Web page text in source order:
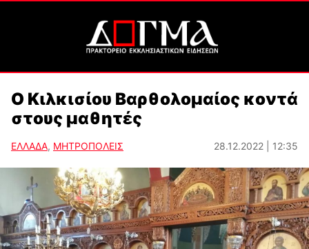
Ο Κιλκισίου Βαρθολομαίος κοντά
στους μαθητές
ΕΛΛΑΔΑ, ΜΗΤΡΟΠΟΛΕΙΣ 28.12.2022 | 12:35